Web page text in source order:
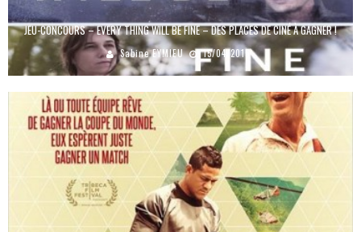
JEU-CONCOURS – EVERY THING WILL BE FINE – DES PLACES DE CINÉ À GAGNER !
Sabine EYMIEU 15/04/2015